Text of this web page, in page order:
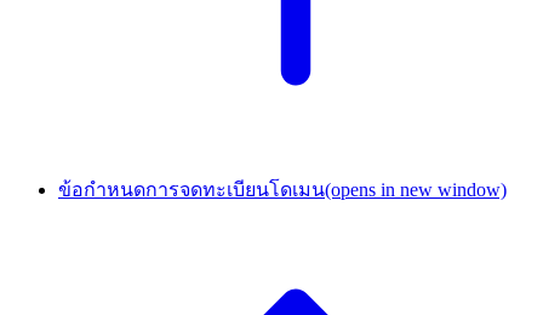
ข้อกำหนดการจดทะเบียนโดเมน(opens in new window)